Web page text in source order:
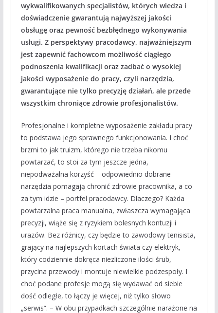
wykwalifikowanych specjalistów, których wiedza i
doświadczenie gwarantują najwyższej jakości
obsługę oraz pewność bezbłędnego wykonywania
usługi. Z perspektywy pracodawcy, najważniejszym
jest zapewnić fachowcom możliwość ciągłego
podnoszenia kwalifikacji oraz zadbać o wysokiej
jakości wyposażenie do pracy, czyli narzędzia,
gwarantujące nie tylko precyzję działań, ale przede
wszystkim chroniące zdrowie profesjonalistów.
Profesjonalne i kompletne wyposażenie zakładu pracy
to podstawa jego sprawnego funkcjonowania. I choć
brzmi to jak truizm, którego nie trzeba nikomu
powtarzać, to stoi za tym jeszcze jedna,
niepodważalna korzyść – odpowiednio dobrane
narzędzia pomagają chronić zdrowie pracownika, a co
za tym idzie – portfel pracodawcy. Dlaczego? Każda
powtarzalna praca manualna, zwłaszcza wymagająca
precyzji, wiąże się z ryzykiem bolesnych kontuzji i
urazów. Bez różnicy, czy będzie to zawodowy tenisista,
grający na najlepszych kortach świata czy elektryk,
który codziennie dokręca niezliczone ilości śrub,
przycina przewody i montuje niewielkie podzespoły. I
choć podane profesje mogą się wydawać od siebie
dość odległe, to łączy je więcej, niż tylko słowo
„serwis”. – W obu przypadkach szczególnie narażone na